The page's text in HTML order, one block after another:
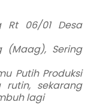
06/01 Desa
(Maag), Sering
Putih Produksi
sekarang
lagi